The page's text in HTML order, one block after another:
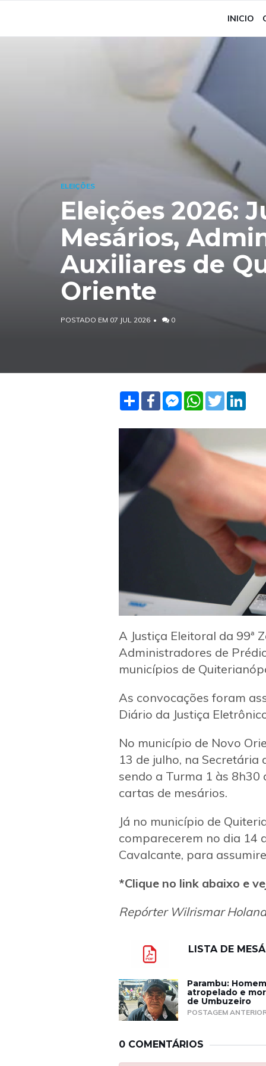
INICIO
ELEIÇÕES
Eleições 2026:
Mesários,
Auxiliares de
Oriente
POSTADO EM 07 JUL 2026 0
ShareFacebookFacebook
Messenger
WhatsApp
Twitter
A Justiça Eleitoral da 99ª
Administradores de
municípios de
As convocações foram
Diário da Justiça
No município de Novo
13 de julho, na Secretária
sendo a Turma 1 às 8h30
cartas de mesários.
Já no município de
comparecerem no dia 14
Cavalcante, para
*Clique no link abaixo e
Repórter Wilrismar
LISTA DE
Parambu:
atropelado e
de Umbuzeiro
POSTAGEM
0 COMENTÁRIOS